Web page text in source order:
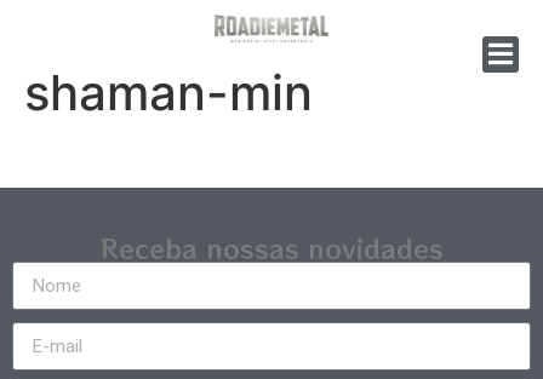
shaman-min
Receba nossas novidades